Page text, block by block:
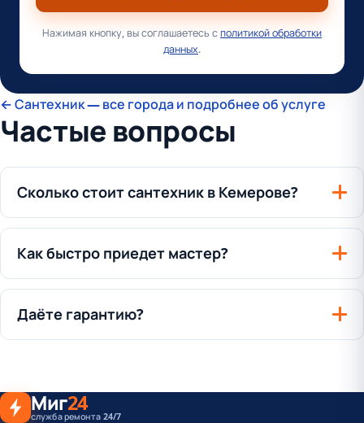
Нажимая кнопку, вы соглашаетесь сполитикой обработки
данных.
← Сантехник — все города и подробнее об услуге
Частые вопросы
Сколько стоит сантехник в Кемерове?
Как быстро приедет мастер?
Даёте гарантию?
Миг24
служба ремонта 24/7